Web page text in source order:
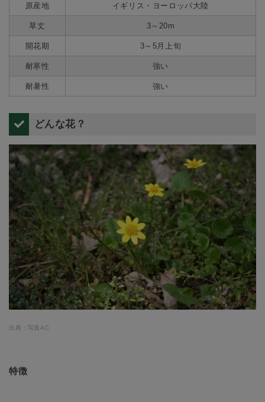
原産地 イギリス・ヨーロッパ大陸
草丈 3～20m
開花期 3～5月上旬
耐寒性 強い
耐暑性 強い
どんな花？
出典：写真AC
特徴